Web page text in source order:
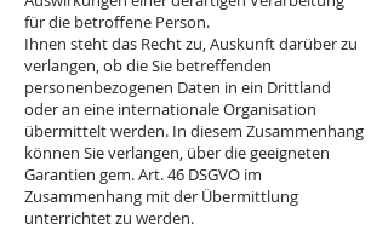
für die betroffene Person.
Ihnen steht das Recht zu, Auskunft darüber zu
verlangen, ob die Sie betreffenden
personenbezogenen Daten in ein Drittland
oder an eine internationale Organisation
übermittelt werden. In diesem Zusammenhang
können Sie verlangen, über die geeigneten
Garantien gem. Art. 46 DSGVO im
Zusammenhang mit der Übermittlung
unterrichtet zu werden.